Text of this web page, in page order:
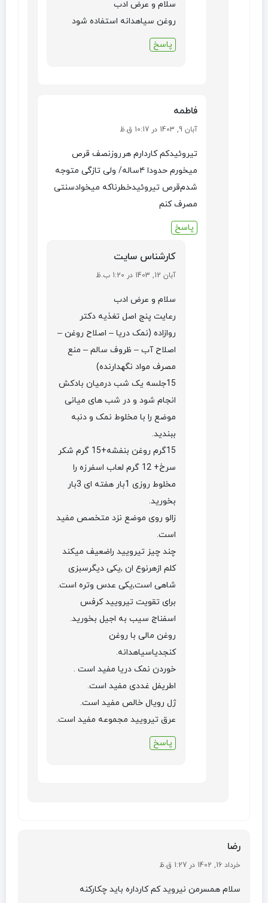
سلام و عرض ادب
روغن سیاهدانه استفاده شود
پاسخ
فاطمه
آبان 9, 1403 در 10:17 ق.ظ
تیروئیدکم کاردارم هرروزنصف قرص
میخورم حدودا ۴ساله‌/ ولی تازگی متوجه
شدم‌قرص تیروئیدخطرناکه میخوادسنتی
مصرف کنم
پاسخ
کارشناس سایت
آبان 12, 1403 در 1:20 ب.ظ
سلام و عرض ادب
رعایت پنج اصل تغذیه دکتر
روازاده (نمک دریا – اصلاح روغن –
اصلاح آب – ظروف سالم – منع
مصرف مواد نگهدارنده)
15جلسه یک شب درمیان بادکش
انجام شود و در شب های میانی
موضع را با مخلوط نمک و دنبه
ببندید.
15گرم روغن بنفشه+15 گرم شکر
سرخ+ 12 گرم لعاب اسفرزه را
مخلوط روزی 1بار هفته ای 3بار
بخورید.
زالو روی موضع نزد متخصص مفید
است.
چند چیز تیرویید راضعیف میکند
کلم ازهرنوع ان ,یکی دیگرسبزی
شاهی است,یکی عدس وتره است.
برای تقویت تیرویید کرفس
اسفناج سیب به اجیل بخورید.
روغن مالی با روغن
کنجدیاسیاهدانه.
خوردن نمک دریا مفید است .
اطریفل غددی مفید است.
ژل رویال خالص مفید است.
عرق تیرویید مجموعه مفید است.
پاسخ
رضا
خرداد 16, 1402 در 1:27 ق.ظ
سلام همسرمن نیروید کم کارداره باید چکارکنه